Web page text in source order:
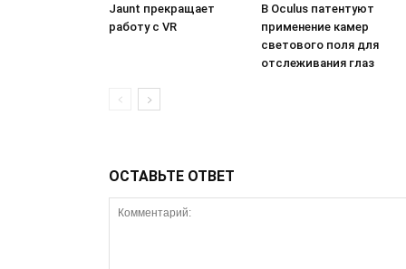
Jaunt прекращает
работу с VR
В Oculus патентуют
применение камер
светового поля для
отслеживания глаз
ОСТАВЬТЕ ОТВЕТ